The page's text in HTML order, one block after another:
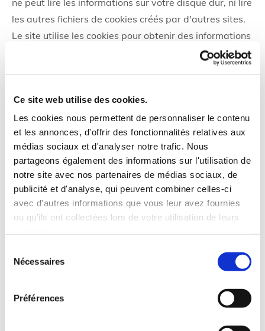
Ce site web utilise des cookies.
Les cookies nous permettent de personnaliser le contenu
et les annonces, d'offrir des fonctionnalités relatives aux
médias sociaux et d'analyser notre trafic. Nous
partageons également des informations sur l'utilisation de
notre site avec nos partenaires de médias sociaux, de
publicité et d'analyse, qui peuvent combiner celles-ci
avec d'autres informations que vous leur avez fournies
ou qu'ils ont collectées lors de votre utilisation de leurs
Nécessaires
Préférences
ne peut lire les informations sur votre disque dur, ni lire
les autres fichiers de cookies créés par d'autres sites.
Le site utilise les cookies pour obtenir des informations
sur le trafic généré par le site. Nous sommes ainsi en
mesure de déterminer l'usage que vous faites des
que pour vérifier la pertinence de notre schéma de
navigation avec ses informations. Orange ne fait pas
de corrélation entre les cookies et les informations
personnelles que vous avez pu fournir, et ne vend pas
ces informations à une tierce-partie. Vous pouvez
refuser les cookies, ou être informé lorsqu'un site veut
écrire un cookie en réglant les préférences de votre
navigateur.
Ce site web contient des liens vers d'autres sites.
périls du visiteur ou de l'utilisateur et Orange ne